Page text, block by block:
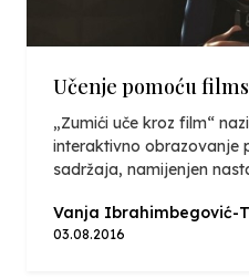
Učenje pomoću
„Zumići uče kroz film“
interaktivno obrazovanje
sadržaja, namijenjen
Vanja Ibrahimbegović-
03.08.2016